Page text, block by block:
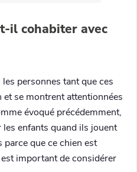
il cohabiter avec
personnes tant que ces
se montrent attentionnées
évoqué précédemment,
enfants quand ils jouent
que ce chien est
important de considérer